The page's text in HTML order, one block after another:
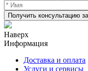
Получить консультацию
Наверх
Информация
Доставка и оплата
Услуги и сервисы